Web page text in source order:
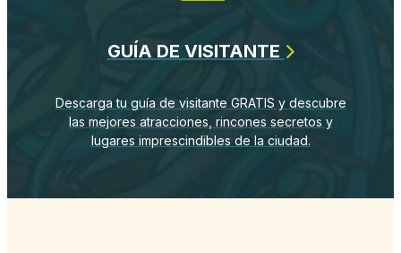
GUÍA DE VISITANTE
Descarga tu guía de visitante GRATIS y descubre
las mejores atracciones, rincones secretos y
lugares imprescindibles de la ciudad.